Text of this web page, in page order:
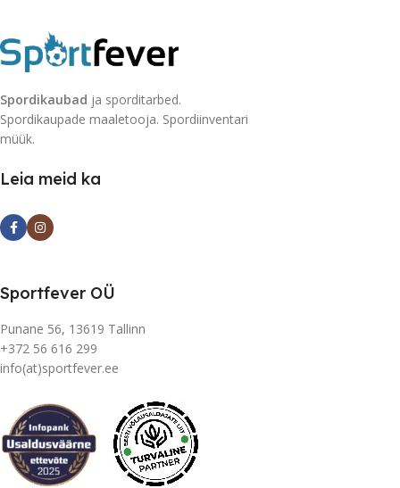
Spordikaubad ja sporditarbed.
Spordikaupade maaletooja. Spordiinventari
müük.
Leia meid ka
Sportfever OÜ
Punane 56, 13619 Tallinn
+372 56 616 299
info(at)sportfever.ee